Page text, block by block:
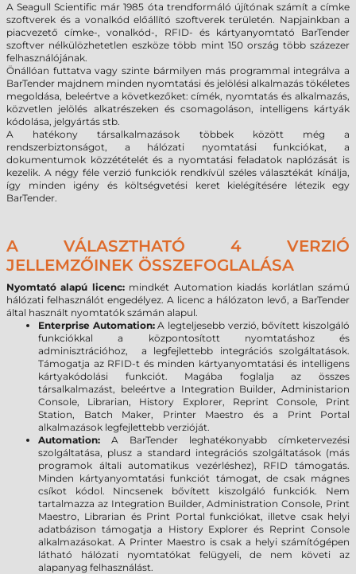
A Seagull Scientific már 1985 óta trendformáló újítónak számít a címke
szoftverek és a vonalkód előállító szoftverek területén. Napjainkban a
piacvezető címke-, vonalkód-, RFID- és kártyanyomtató BarTender
szoftver nélkülözhetetlen eszköze több mint 150 ország több százezer
felhasználójának.
Önállóan futtatva vagy szinte bármilyen más programmal integrálva a
BarTender majdnem minden nyomtatási és jelölési alkalmazás tökéletes
megoldása, beleértve a következőket: címék, nyomtatás és alkalmazás,
közvetlen jelölés alkatrészeken és csomagoláson, intelligens kártyák
kódolása, jelgyártás stb.
A hatékony társalkalmazások többek között még a
rendszerbiztonságot, a hálózati nyomtatási funkciókat, a
dokumentumok közzétételét és a nyomtatási feladatok naplózását is
kezelik. A négy féle verzió funkciók rendkívül széles választékát kínálja,
így minden igény és költségvetési keret kielégítésére létezik egy
BarTender.
A VÁLASZTHATÓ 4 VERZIÓ
JELLEMZŐINEK ÖSSZEFOGLALÁSA
Nyomtató alapú licenc:mindkét Automation kiadás korlátlan számú
hálózati felhasználót engedélyez. A licenc a hálózaton levő, a BarTender
által használt nyomtatók számán alapul.
Enterprise Automation:A legteljesebb verzió, bővített kiszolgáló
funkciókkal a központosított nyomtatáshoz és
adminisztrációhoz, a legfejlettebb integrációs szolgáltatások.
Támogatja az RFID-t és minden kártyanyomtatási és intelligens
kártyakódolási funkciót. Magába foglalja az összes
társalkalmazást, beleértve a Integration Builder, Administarion
Console, Librarian, History Explorer, Reprint Console, Print
Station, Batch Maker, Printer Maestro és a Print Portal
alkalmazások legfejlettebb verzióját.
Automation: A BarTender leghatékonyabb címketervezési
szolgáltatása, plusz a standard integrációs szolgáltatások (más
programok általi automatikus vezérléshez), RFID támogatás.
Minden kártyanyomtatási funkciót támogat, de csak mágnes
csíkot kódol. Nincsenek bővített kiszolgáló funkciók. Nem
tartalmazza az Integration Builder, Administration Console, Print
Maestro, Librarian és Print Portal funkciókat, illetve csak helyi
adatbázison támogatja a History Explorer és Reprint Console
alkalmazásokat. A Printer Maestro is csak a helyi számítógépen
látható hálózati nyomtatókat felügyeli, de nem követi az
alapanyag felhasználást.